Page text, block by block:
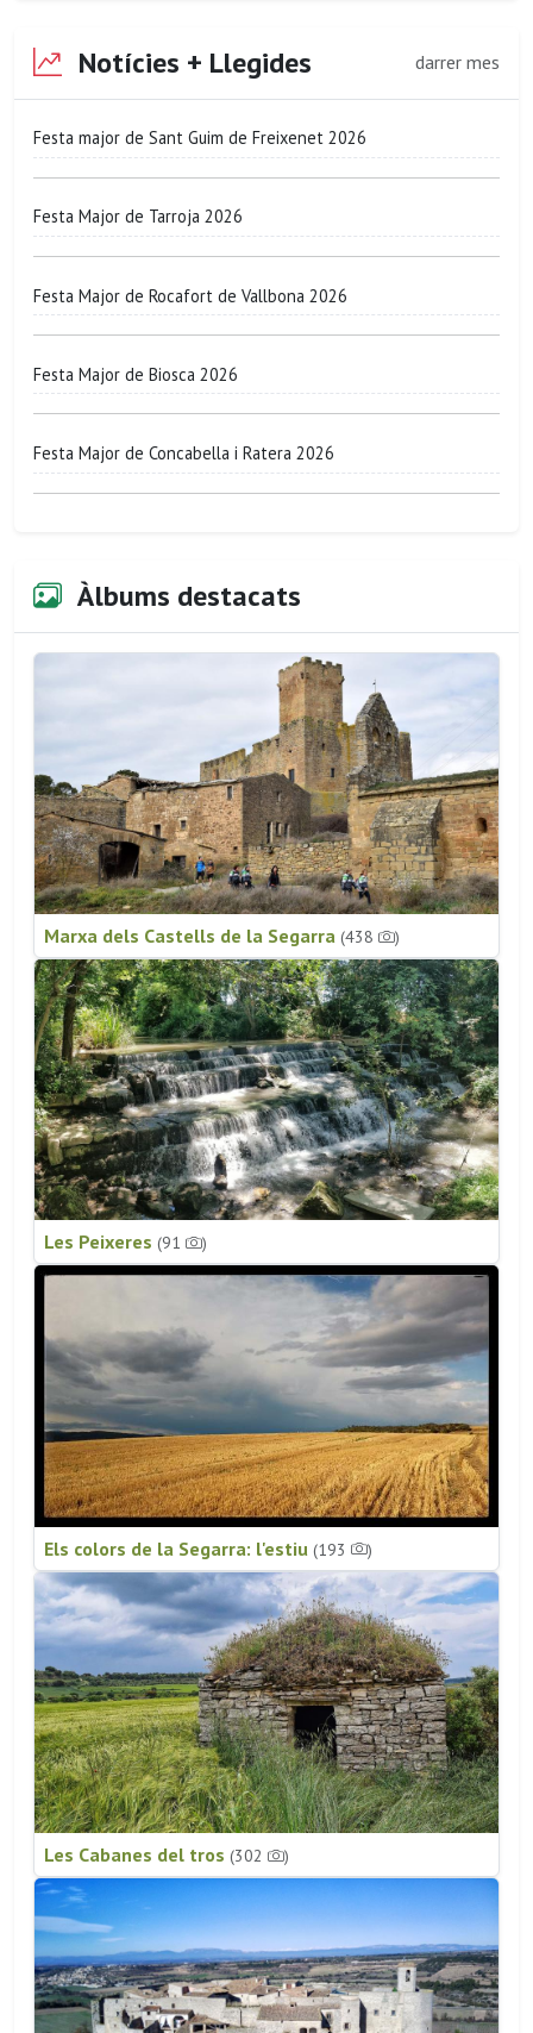
Notícies + Llegides darrer mes
Festa major de Sant Guim de Freixenet 2026
Festa Major de Tarroja 2026
Festa Major de Rocafort de Vallbona 2026
Festa Major de Biosca 2026
Festa Major de Concabella i Ratera 2026
Àlbums destacats
Marxa dels Castells de la Segarra (438 )
Les Peixeres (91 )
Els colors de la Segarra: l'estiu (193 )
Les Cabanes del tros (302 )